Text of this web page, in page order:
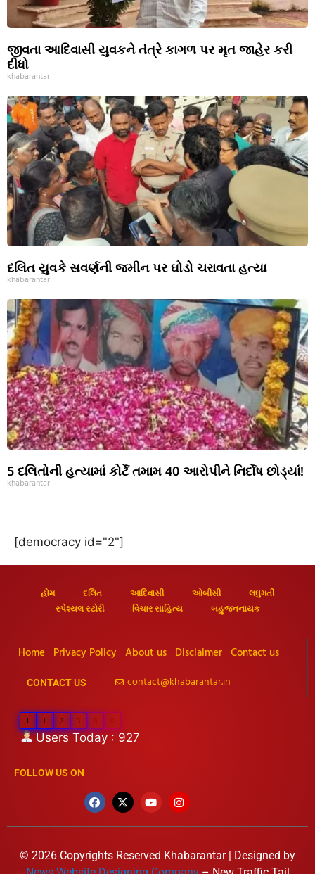
જીવતા આદિવાસી યુવકને તંત્રે કાગળ પર મૃત જાહેર કરી
દીધો
khabarantar
દલિત યુવકે સવર્ણની જમીન પર ઘોડો ચરાવતા હત્યા
khabarantar
5 દલિતોની હત્યામાં કોર્ટે તમામ 40 આરોપીને નિર્દોષ છોડ્યાં!
khabarantar
[democracy id="2"]
હોમ દલિત આદિવાસી ઓબીસી
લઘુમતી
સ્પેશ્યલ સ્ટોરી
વિચાર સાહિત્ય બહુજનનાયક
Home Privacy Policy About us Disclaimer Contact us
CONTACT US contact@khabarantar.in
1 1 2 3
Users Today : 927
FOLLOW US ON
© 2026 Copyrights Reserved Khabarantar | Designed by